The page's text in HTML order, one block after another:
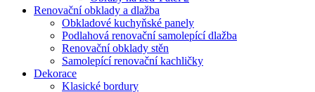
Renovační obklady a dlažba
Obkladové kuchyňské panely
Podlahová renovační samolepící dlažba
Renovační obklady stěn
Samolepící renovační kachličky
Dekorace
Klasické bordury